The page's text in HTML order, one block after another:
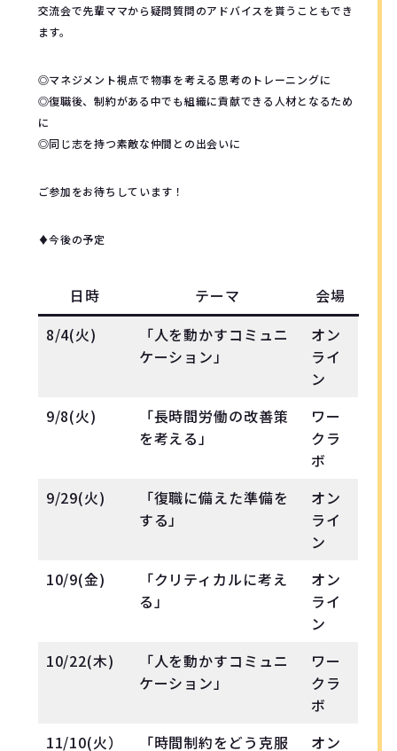
交流会で先輩ママから疑問質問のアドバイスを貰うこともでき
ます。
◎マネジメント視点で物事を考える思考のトレーニングに
◎復職後、制約がある中でも組織に貢献できる人材となるため
に
◎同じ志を持つ素敵な仲間との出会いに
ご参加をお待ちしています！
♦︎今後の予定
日時 テーマ
会場
8/4(火)
「人を動かすコミュニ
ケーション」
オン
ライ
ン
9/8(火)
「長時間労働の改善策
を考える」
ワー
クラ
ボ
9/29(火)
「復職に備えた準備を
する」
オン
ライ
ン
10/9(金)
「クリティカルに考え
る」
オン
ライ
ン
10/22(木)
「人を動かすコミュニ
ケーション」
ワー
クラ
ボ
11/10(火）
「時間制約をどう克服 オン